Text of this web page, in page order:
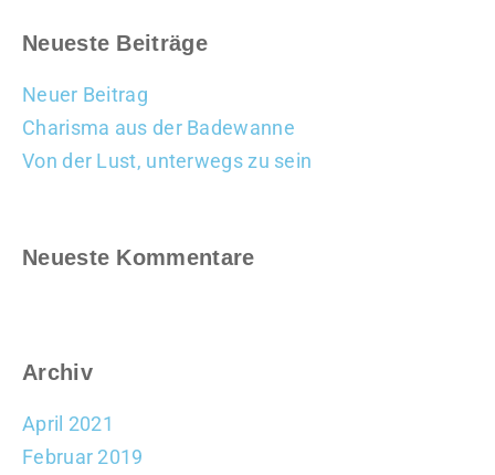
Neueste Beiträge
Neuer Beitrag
Charisma aus der Badewanne
Von der Lust, unterwegs zu sein
Neueste Kommentare
Archiv
April 2021
Februar 2019